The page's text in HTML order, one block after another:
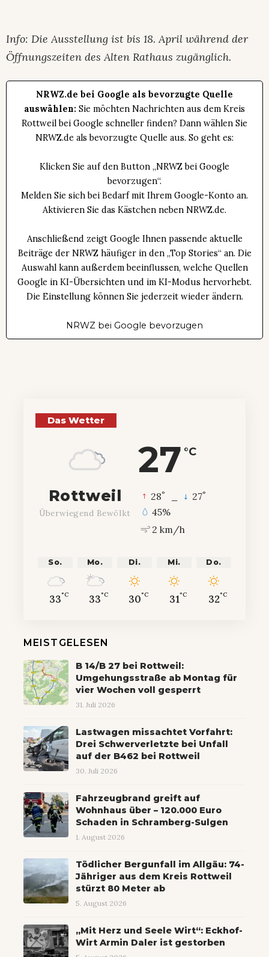
Info: Die Ausstellung ist bis 18. April während der
Öffnungszeiten des Alten Rathaus zugänglich.
NRWZ.de bei Google als bevorzugte Quelle
auswählen: Sie möchten Nachrichten aus dem Kreis
Rottweil bei Google schneller finden? Dann wählen Sie
NRWZ.de als bevorzugte Quelle aus. So geht es:
Klicken Sie auf den Button „NRWZ bei Google
bevorzugen“.
Melden Sie sich bei Bedarf mit Ihrem Google-Konto an.
Aktivieren Sie das Kästchen neben NRWZ.de.
Anschließend zeigt Google Ihnen passende aktuelle
Beiträge der NRWZ häufiger in den „Top Stories“ an. Die
Auswahl kann außerdem beeinflussen, welche Quellen
Google in KI-Übersichten und im KI-Modus hervorhebt.
Die Einstellung können Sie jederzeit wieder ändern.
NRWZ bei Google bevorzugen
Das Wetter
27 °C
Rottweil
Überwiegend Bewölkt
28° 27°
45%
2 km/h
So.
33°C
Mo.
33°C
Di.
30°C
Mi.
31°C
Do.
32°C
MEISTGELESEN
B 14/B 27 bei Rottweil:
Umgehungsstraße ab Montag für
vier Wochen voll gesperrt
31. Juli 2026
Lastwagen missachtet Vorfahrt:
Drei Schwerverletzte bei Unfall
auf der B462 bei Rottweil
30. Juli 2026
Fahrzeugbrand greift auf
Wohnhaus über – 120.000 Euro
Schaden in Schramberg-Sulgen
1. August 2026
Tödlicher Bergunfall im Allgäu: 74-
Jähriger aus dem Kreis Rottweil
stürzt 80 Meter ab
5. August 2026
„Mit Herz und Seele Wirt“: Eckhof-
Wirt Armin Daler ist gestorben